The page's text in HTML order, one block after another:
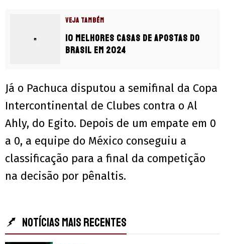
VEJA TAMBÉM
10 Melhores casas de apostas do
Brasil em 2024
Já o Pachuca disputou a semifinal da Copa
Intercontinental de Clubes contra o Al
Ahly, do Egito. Depois de um empate em 0
a 0, a equipe do México conseguiu a
classificação para a final da competição
na decisão por pênaltis.
NOTÍCIAS MAIS RECENTES